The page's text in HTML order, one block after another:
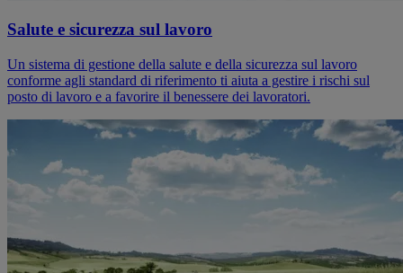
Salute e sicurezza sul lavoro
Un sistema di gestione della salute e della sicurezza sul lavoro
conforme agli standard di riferimento ti aiuta a gestire i rischi sul
posto di lavoro e a favorire il benessere dei lavoratori.